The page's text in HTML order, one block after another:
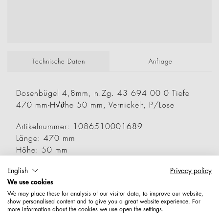
Technische Daten Anfrage
Dosenbügel 4,8mm, n.Zg. 43 694 00 0 Tiefe
470 mm-H√∂he 50 mm, Vernickelt, P/Lose
Artikelnummer: 1086510001689
Länge: 470 mm
Höhe: 50 mm
Nettogewicht: 0,093 kg
Varianten
English
Privacy policy
We use cookies
We may place these for analysis of our visitor data, to improve our website,
show personalised content and to give you a great website experience. For
more information about the cookies we use open the settings.